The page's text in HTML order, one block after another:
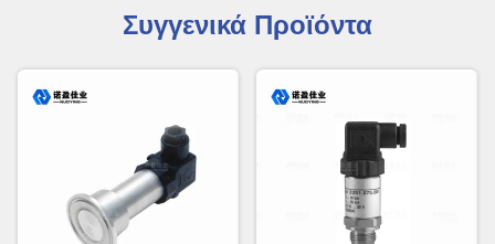
Συγγενικά Προϊόντα